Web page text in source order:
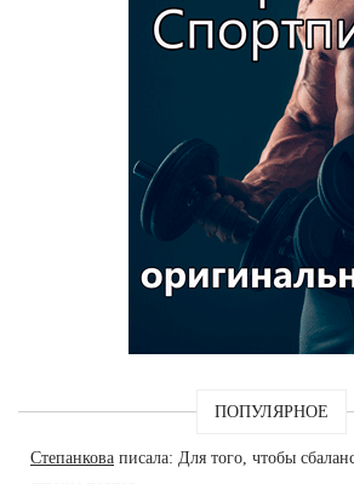
ПОПУЛЯРНОЕ
Степанкова писала: Для того, чтобы